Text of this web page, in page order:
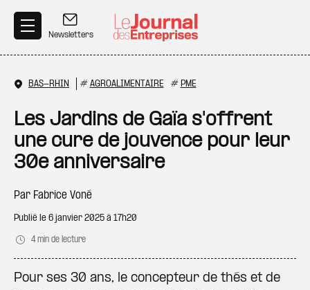
Newsletters
BAS-RHIN # AGROALIMENTAIRE # PME
Les Jardins de Gaïa s'offrent
une cure de jouvence pour leur
30e anniversaire
Par Fabrice Voné
Publié le 6 janvier 2025 à 17h20
4 min de lecture
Pour ses 30 ans, le concepteur de thés et de